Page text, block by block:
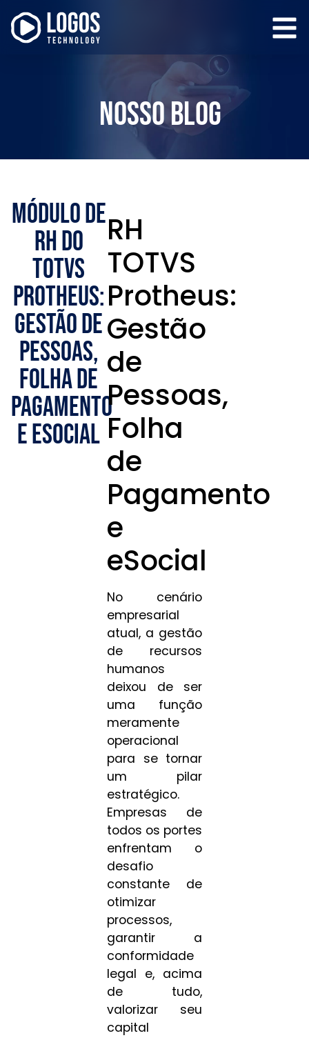
Nosso Blog
Módulo de
RH do
TOTVS
Protheus:
Gestão de
Pessoas,
Folha de
Pagamento
e eSocial
RH
TOTVS
Protheus:
Gestão
de
Pessoas,
Folha
de
Pagamento
e
eSocial
No cenário
empresarial
atual, a gestão
de recursos
humanos
deixou de ser
uma função
meramente
operacional
para se tornar
um pilar
estratégico.
Empresas de
todos os portes
enfrentam o
desafio
constante de
otimizar
processos,
garantir a
conformidade
legal e, acima
de tudo,
valorizar seu
capital